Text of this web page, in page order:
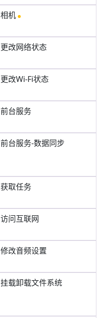
相机
更改网络状态
更改Wi-Fi状态
前台服务
前台服务-数据同步
获取任务
访问互联网
修改音频设置
挂载卸载文件系统